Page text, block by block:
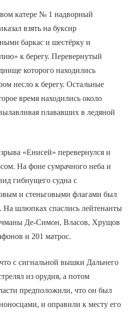
катере № 1 надворный
взять на буксир
баркас и шестёрку и
к берегу. Перевернутый
которого находились
несло к берегу. Остальные
время находились около
плававших в ледяной
«Енисей» перевернулся и
На фоне сумрачного неба и
гибнущего судна с
и стеньговыми флагами был
На шлюпках спаслись лейтенанты
Де-Симон, Власов, Хрущов
и 201 матрос.
с сигнальной вышки Дальнего
из орудия, а потом
предположили, что он был
и оправили к месту его